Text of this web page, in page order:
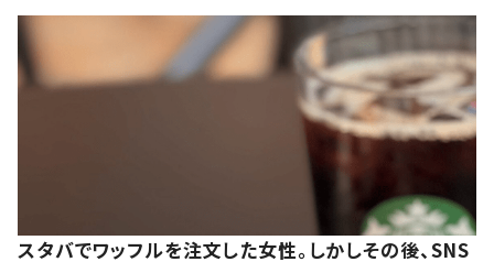
スタバでワッフルを注文した女性。しかしその後、SNS